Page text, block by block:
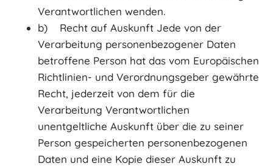
Verantwortlichen wenden.
b) Recht auf Auskunft Jede von der
Verarbeitung personenbezogener Daten
betroffene Person hat das vom Europäischen
Richtlinien- und Verordnungsgeber gewährte
Recht, jederzeit von dem für die
Verarbeitung Verantwortlichen
unentgeltliche Auskunft über die zu seiner
Person gespeicherten personenbezogenen
Daten und eine Kopie dieser Auskunft zu